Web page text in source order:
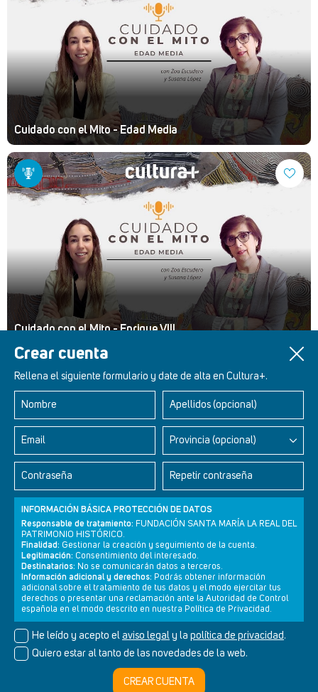
Crear cuenta
Rellena el siguiente formulario y date de alta en Cultura+.
Nombre Apellidos (opcional)
Email Provincia (opcional)
Contraseña Repetir contraseña
INFORMACIÓN BÁSICA PROTECCIÓN DE DATOS
Responsable de tratamiento: FUNDACIÓN SANTA MARÍA LA REAL DEL
PATRIMONIO HISTÓRICO.
Finalidad: Gestionar la creación y seguimiento de la cuenta.
Legitimación: Consentimiento del interesado.
Destinatarios: No se comunicarán datos a terceros.
Información adicional y derechos: Podrás obtener información
adicional sobre el tratamiento de tus datos y el modo ejercitar tus
derechos o presentar una reclamación ante la Autoridad de Control
española en el modo descrito en nuestra Política de Privacidad.
He leído y acepto el aviso legal y la política de privacidad.
Quiero estar al tanto de las novedades de la web.
CREAR CUENTA
Cuidado con el Mito - Edad Media
Cuidado con el Mito - Enrique VIII
Retablos Renacentistas Este de León
Newsletter Aviso legal Política de privacidad Política de cookies
© Cultura+ 2026. Todos los derechos reservados